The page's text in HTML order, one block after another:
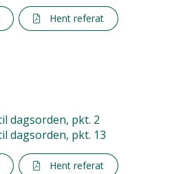
Hent referat
dagsorden, pkt. 2
dagsorden, pkt. 13
Hent referat